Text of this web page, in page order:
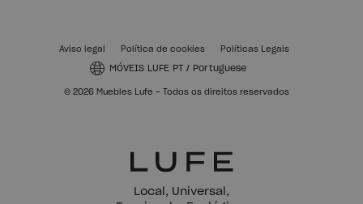
© 2026 Muebles Lufe - Todos os direitos reservados
Aviso legal Política de cookies Políticas Legais
MÓVEIS LUFE PT / Portuguese
Local, Universal,